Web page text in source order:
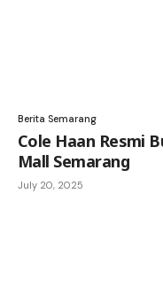
Berita Semarang
Cole Haan Resmi
Mall Semarang
July 20, 2025